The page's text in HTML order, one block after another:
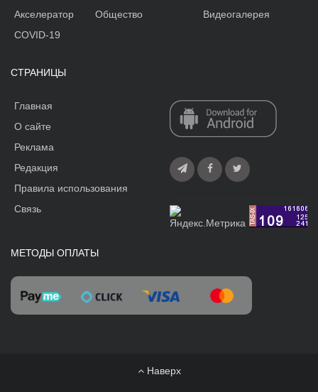
Акселератор
Общество
Видеогалерея
COVID-19
СТРАНИЦЫ
Главная
О сайте
Реклама
Редакция
Правила использования
Связь
МЕТОДЫ ОПЛАТЫ
Наверх